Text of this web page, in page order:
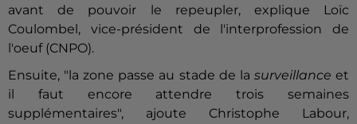
avant de pouvoir le repeupler, explique Loïc
Coulombel, vice-président de l'interprofession de
l'oeuf (CNPO).
Ensuite, "la zone passe au stade de la surveillance et
il faut encore attendre trois semaines
supplémentaires", ajoute Christophe Labour,